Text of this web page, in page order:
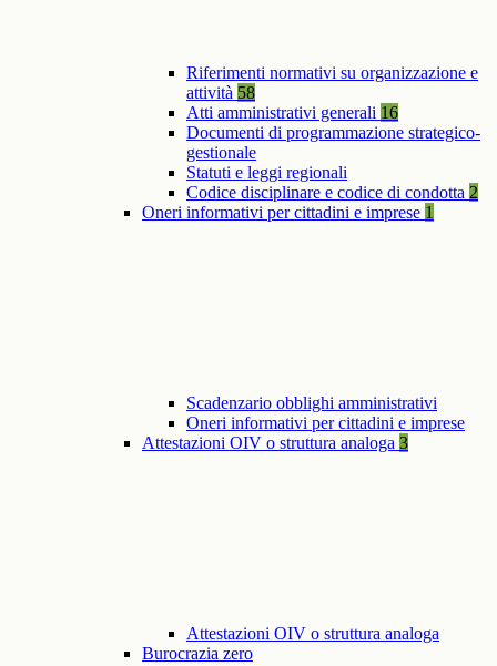
Riferimenti normativi su organizzazione e
attività 58
Atti amministrativi generali 16
Documenti di programmazione strategico-
gestionale
Statuti e leggi regionali
Codice disciplinare e codice di condotta 2
Oneri informativi per cittadini e imprese 1
Scadenzario obblighi amministrativi
Oneri informativi per cittadini e imprese
Attestazioni OIV o struttura analoga 3
Attestazioni OIV o struttura analoga
Burocrazia zero